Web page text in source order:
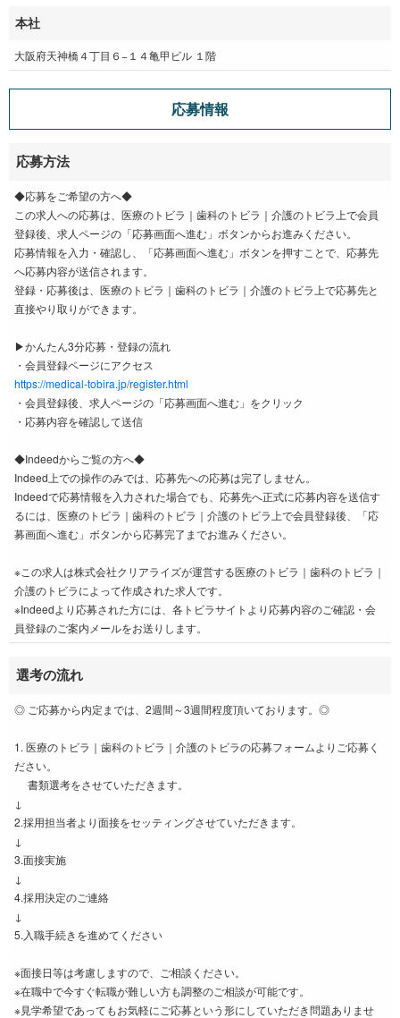
本社
大阪府天神橋４丁目６−１４亀甲ビル １階
応募情報
応募方法
◆応募をご希望の方へ◆
この求人への応募は、医療のトビラ｜歯科のトビラ｜介護のトビラ上で会員
登録後、求人ページの「応募画面へ進む」ボタンからお進みください。
応募情報を入力・確認し、「応募画面へ進む」ボタンを押すことで、応募先
へ応募内容が送信されます。
登録・応募後は、医療のトビラ｜歯科のトビラ｜介護のトビラ上で応募先と
直接やり取りができます。
▶かんたん3分応募・登録の流れ
・会員登録ページにアクセス
https://medical-tobira.jp/register.html
・会員登録後、求人ページの「応募画面へ進む」をクリック
・応募内容を確認して送信
◆Indeedからご覧の方へ◆
Indeed上での操作のみでは、応募先への応募は完了しません。
Indeedで応募情報を入力された場合でも、応募先へ正式に応募内容を送信す
るには、医療のトビラ｜歯科のトビラ｜介護のトビラ上で会員登録後、「応
募画面へ進む」ボタンから応募完了までお進みください。
※この求人は株式会社クリアライズが運営する医療のトビラ｜歯科のトビラ｜
介護のトビラによって作成された求人です。
※Indeedより応募された方には、各トビラサイトより応募内容のご確認・会
員登録のご案内メールをお送りします。
選考の流れ
◎ ご応募から内定までは、2週間～3週間程度頂いております。◎
1. 医療のトビラ｜歯科のトビラ｜介護のトビラの応募フォームよりご応募く
ださい。
書類選考をさせていただきます。
↓
2.採用担当者より面接をセッティングさせていただきます。
↓
3.面接実施
↓
4.採用決定のご連絡
↓
5.入職手続きを進めてください
※面接日等は考慮しますので、ご相談ください。
※在職中で今すぐ転職が難しい方も調整のご相談が可能です。
※見学希望であってもお気軽にご応募という形にしていただき問題ありませ